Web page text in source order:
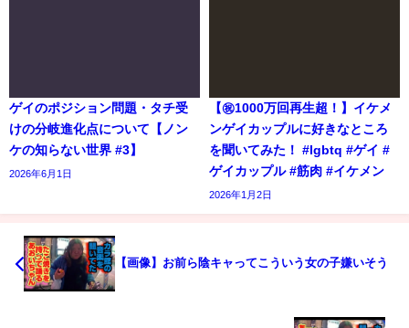
ゲイのポジション問題・タチ受
けの分岐進化点について【ノン
ケの知らない世界 #3】
2026年6月1日
【㊗️1000万回再生超！】イケメ
ンゲイカップルに好きなところ
を聞いてみた！ #lgbtq #ゲイ #
ゲイカップル #筋肉 #イケメン
2026年1月2日
【画像】お前ら陰キャってこういう女の子嫌いそう